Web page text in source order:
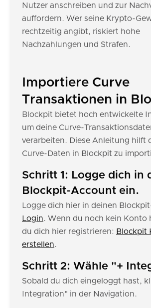
Nutzer anschreiben und zur
auffordern. Wer seine Krypto-
rechtzeitig angibt, riskiert hohe
Nachzahlungen und Strafen.
Importiere Curve
Transaktionen in
Blockpit bietet hoch entwickelte
um deine Curve-
verarbeiten. Diese Anleitung hilft
Curve-Daten in Blockpit zu
Schritt 1: Logge dich in
Blockpit-Account ein.
Logge dich hier in deinen
Login. Wenn du noch kein Konto
du dich hier registrieren: Blockpit
erstellen.
Schritt 2: Wähle "+
Sobald du dich eingeloggt hast,
Integration" in der Navigation.